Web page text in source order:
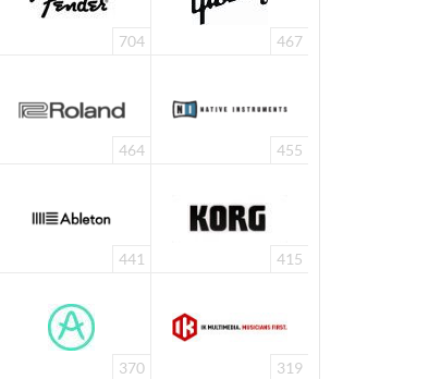
704 467
464 455
441 415
370 319